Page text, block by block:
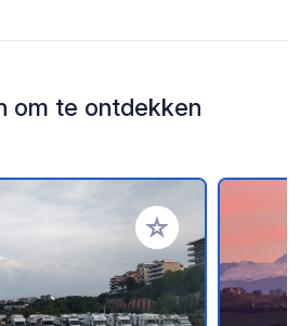
om te ontdekken
Voeg toe aan je